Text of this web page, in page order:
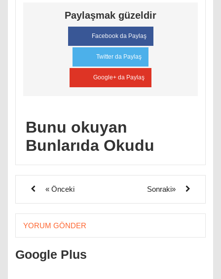
Paylaşmak güzeldir
Facebook da Paylaş
Twitter da Paylaş
Google+ da Paylaş
Bunu okuyan
Bunlarıda Okudu
« Önceki Sonraki»
YORUM GÖNDER
Google Plus